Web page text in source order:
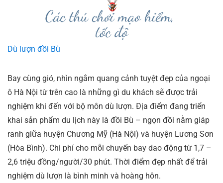
Dù lượn đồi Bù
Bay cùng gió, nhìn ngắm quang cảnh tuyệt đẹp của ngoại
ô Hà Nội từ trên cao là những gì du khách sẽ được trải
nghiệm khi đến với bộ môn dù lượn. Địa điểm đang triển
khai sản phẩm du lịch này là đồi Bù – ngọn đồi nằm giáp
ranh giữa huyện Chương Mỹ (Hà Nội) và huyện Lương Sơn
(Hòa Bình). Chi phí cho mỗi chuyến bay dao động từ 1,7 –
2,6 triệu đồng/người/30 phút. Thời điểm đẹp nhất để trải
nghiệm dù lượn là bình minh và hoàng hôn.